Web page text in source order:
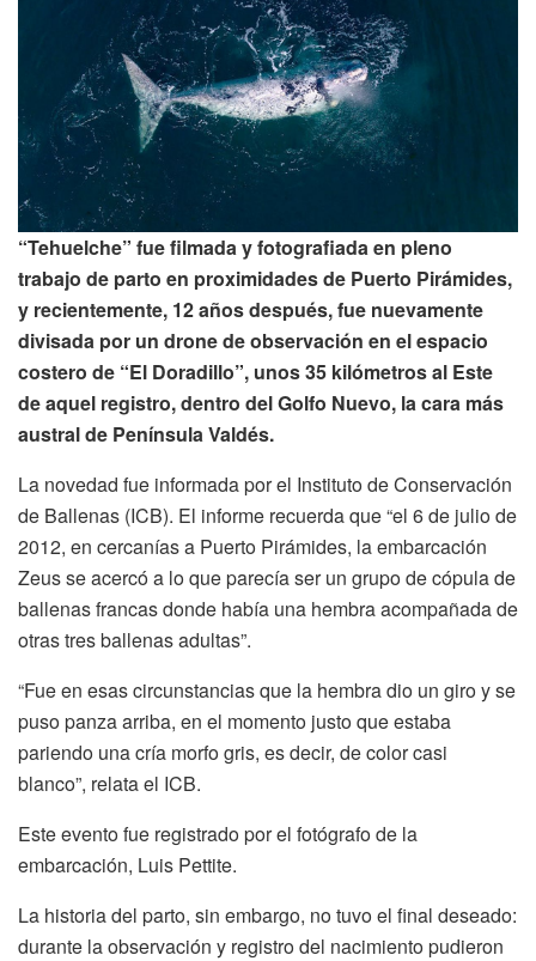
“Tehuelche” fue filmada y fotografiada en pleno
trabajo de parto en proximidades de Puerto Pirámides,
y recientemente, 12 años después, fue nuevamente
divisada por un drone de observación en el espacio
costero de “El Doradillo”, unos 35 kilómetros al Este
de aquel registro, dentro del Golfo Nuevo, la cara más
austral de Península Valdés.
La novedad fue informada por el Instituto de Conservación
de Ballenas (ICB). El informe recuerda que “el 6 de julio de
2012, en cercanías a Puerto Pirámides, la embarcación
Zeus se acercó a lo que parecía ser un grupo de cópula de
ballenas francas donde había una hembra acompañada de
otras tres ballenas adultas”.
“Fue en esas circunstancias que la hembra dio un giro y se
puso panza arriba, en el momento justo que estaba
pariendo una cría morfo gris, es decir, de color casi
blanco”, relata el ICB.
Este evento fue registrado por el fotógrafo de la
embarcación, Luis Pettite.
La historia del parto, sin embargo, no tuvo el final deseado:
durante la observación y registro del nacimiento pudieron